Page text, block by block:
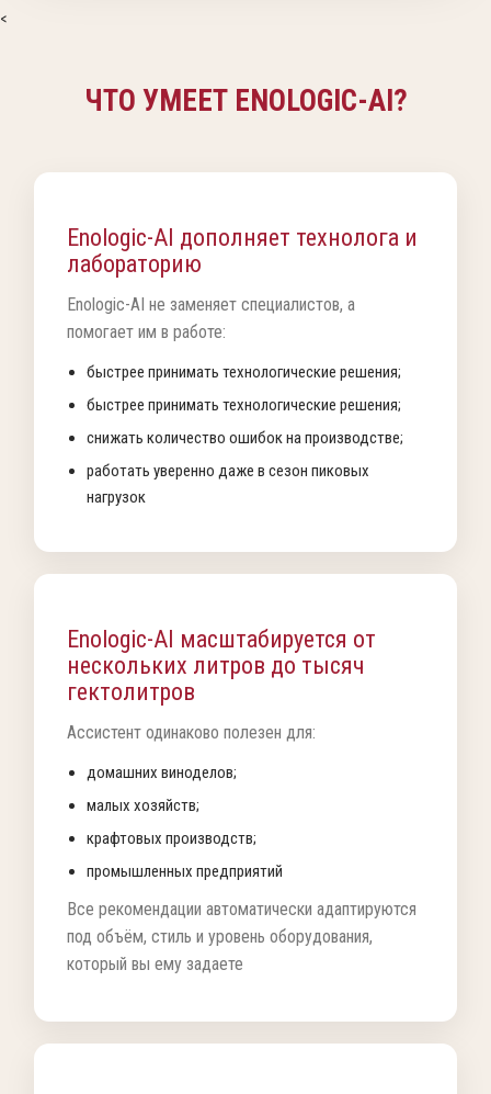
<
ЧТО УМЕЕТ ENOLOGIC-AI?
Enologic-AI дополняет технолога и
лабораторию
Enologic-AI не заменяет специалистов, а
помогает им в работе:
быстрее принимать технологические решения;
быстрее принимать технологические решения;
снижать количество ошибок на производстве;
работать уверенно даже в сезон пиковых
нагрузок
Enologic-AI масштабируется от
нескольких литров до тысяч
гектолитров
Ассистент одинаково полезен для:
домашних виноделов;
малых хозяйств;
крафтовых производств;
промышленных предприятий
Все рекомендации автоматически адаптируются
под объём, стиль и уровень оборудования,
который вы ему задаете